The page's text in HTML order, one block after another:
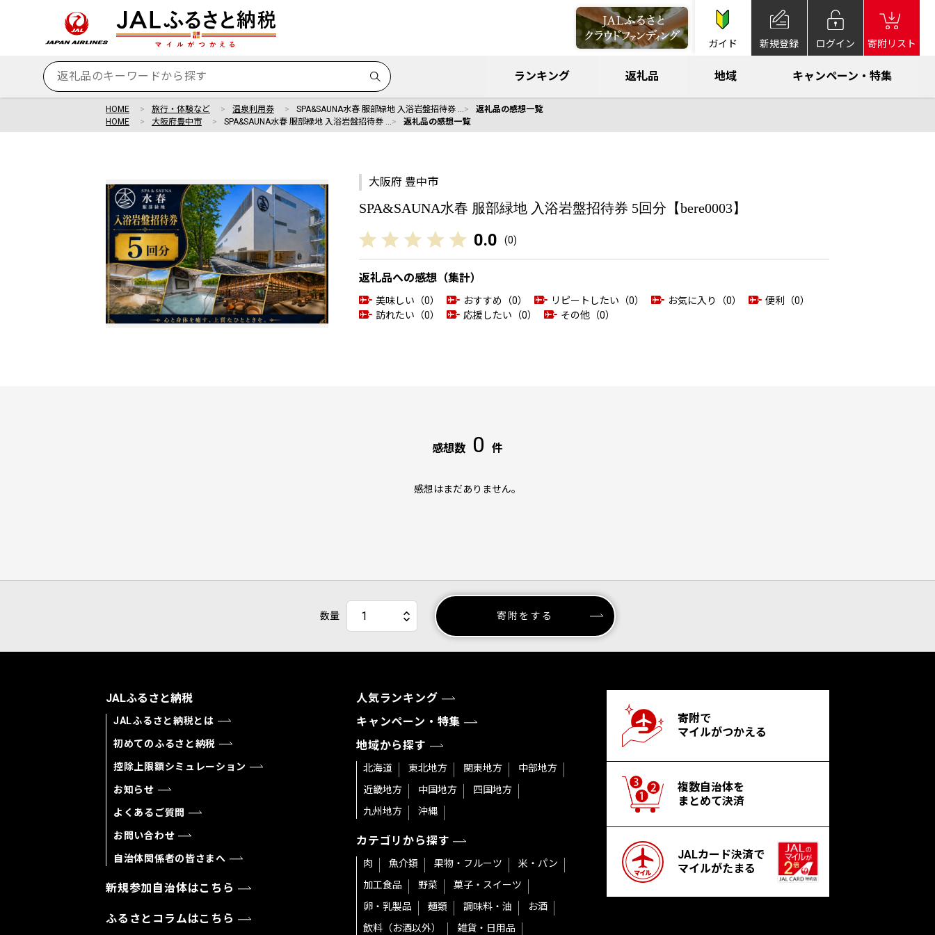
ガイド 新規登録 ログイン 寄附リスト
ランキング 返礼品 地域 キャンペーン・特集
HOME 旅行・体験など 温泉利用券 SPA&SAUNA水春 服部緑地 入浴岩盤招待券 …
返礼品の感想一覧
HOME
大阪府豊中市 SPA&SAUNA水春 服部緑地 入浴岩盤招待券 … 返礼品の感想一覧
大阪府 豊中市
SPA&SAUNA水春 服部緑地 入浴岩盤招待券 5回分【bere0003】
0.0 (0)
返礼品への感想（集計）
美味しい（0） おすすめ（0） リピートしたい（0） お気に入り（0）
便利（0）
訪れたい（0）
応援したい（0） その他（0）
感想数 0 件
感想はまだありません。
数量 寄附をする
JALふるさと納税
JALふるさと納税とは
初めてのふるさと納税
控除上限額シミュレーション
お知らせ
よくあるご質問
お問い合わせ
自治体関係者の皆さまへ
新規参加自治体はこちら
ふるさとコラムはこちら
人気ランキング
キャンペーン・特集
地域から探す
北海道 東北地方 関東地方
中部地方
近畿地方
中国地方
四国地方
九州地方
沖縄
カテゴリから探す
肉 魚介類 果物・フルーツ
米・パン
加工食品
野菜
菓子・スイーツ
卵・乳製品
麺類 調味料・油
お酒
飲料（お酒以外）
雑貨・日用品
寄附で
マイルがつかえる
複数自治体を
まとめて決済
JALカード決済で
マイルがたまる